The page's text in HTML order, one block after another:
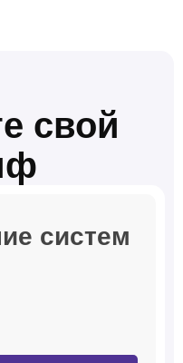
свой
систем